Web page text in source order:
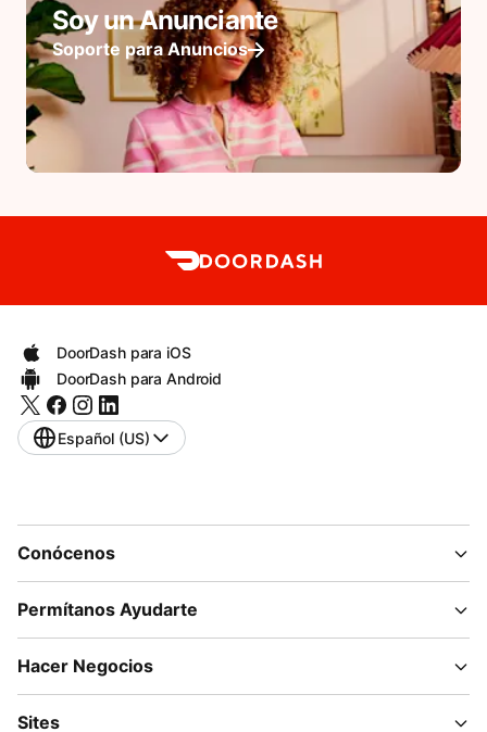
Soy un Anunciante
Soporte para Anuncios
DoorDash para iOS
DoorDash para Android
Español (US)
Conócenos
Permítanos Ayudarte
Hacer Negocios
Sites